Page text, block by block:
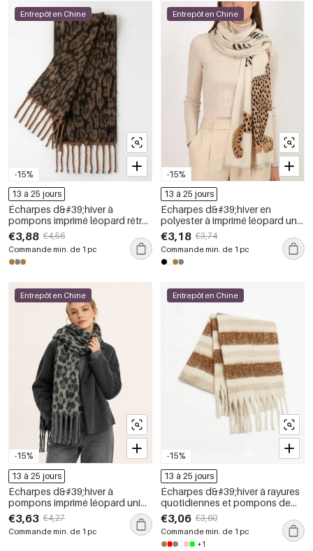
-15%
Entrepôt en Chine
13 à 25 jours
Écharpes d&#39;hiver à
pompons imprimé léopard rétro
de la collection Simple Series
€3,88 €4,56
Commande min. de 1 pc
-15%
Entrepôt en Chine
13 à 25 jours
Écharpes d&#39;hiver en
polyester à imprimé léopard uni,
collection Simple Series, motif
animal naturel
€3,18 €3,74
Commande min. de 1 pc
-15%
Entrepôt en Chine
13 à 25 jours
Écharpes d&#39;hiver à
pompons imprimé léopard uni
couleur rétro de la série Simple
€3,63 €4,27
Commande min. de 1 pc
-15%
Entrepôt en Chine
13 à 25 jours
Écharpes d&#39;hiver à rayures
quotidiennes et pompons de
couleur assortie, collection
Simple Series
€3,06 €3,60
Commande min. de 1 pc
+1